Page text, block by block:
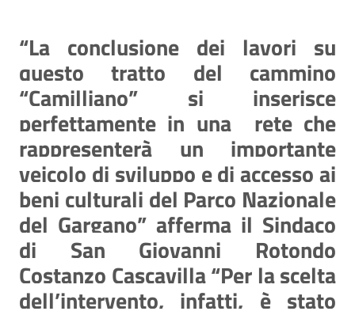
“La conclusione dei lavori su
questo tratto del cammino
“Camilliano” si inserisce
perfettamente in una rete che
rappresenterà un importante
veicolo di sviluppo e di accesso ai
beni culturali del Parco Nazionale
del Gargano” afferma il Sindaco
di San Giovanni Rotondo
Costanzo Cascavilla “Per la scelta
dell’intervento, infatti, è stato